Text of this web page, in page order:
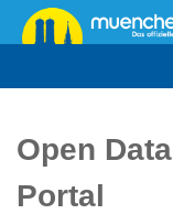
Überspringen
zum
Open Data
Portal